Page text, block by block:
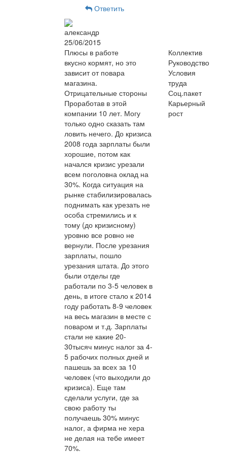
Ответить
александр
25/06/2015
Плюсы в работе
вкусно кормят, но это
зависит от повара
магазина.
Отрицательные стороны
Проработав в этой
компании 10 лет. Могу
только одно сказать там
ловить нечего. До кризиса
2008 года зарплаты были
хорошие, потом как
начался кризис урезали
всем поголовна оклад на
30%. Когда ситуация на
рынке стабилизировалась
поднимать как урезать не
особа стремились и к
тому (до кризисному)
уровню все ровно не
вернули. После урезания
зарплаты, пошло
урезания штата. До этого
были отделы где
работали по 3-5 человек в
день, в итоге стало к 2014
году работать 8-9 человек
на весь магазин в месте с
поваром и т.д. Зарплаты
стали не какие 20-
30тысяч минус налог за 4-
5 рабочих полных дней и
пашешь за всех за 10
человек (что выходили до
кризиса). Еще там
сделали услуги, где за
свою работу ты
получаешь 30% минус
налог, а фирма не хера
не делая на тебе имеет
70%.
Коллектив
Руководство
Условия
труда
Соц.пакет
Карьерный
рост